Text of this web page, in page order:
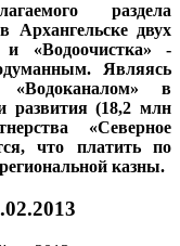
раздела
Архангельске двух
«Водоочистка» -
Являясь
в
развития (18,2 млн
«Северное
что платить по
казны.